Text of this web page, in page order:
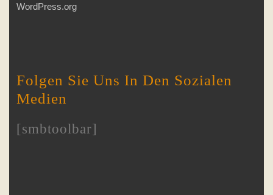
WordPress.org
Folgen Sie Uns In Den Sozialen
Medien
[smbtoolbar]